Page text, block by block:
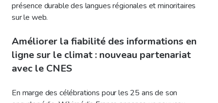
présence durable des langues régionales et minoritaires
sur le web.
Améliorer la fiabilité des informations en
ligne sur le climat : nouveau partenariat
avec le CNES
En marge des célébrations pour les 25 ans de son